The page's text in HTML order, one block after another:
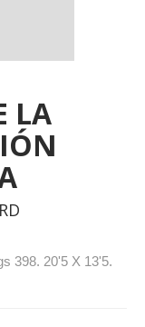
LA
398. 20'5 X 13'5.